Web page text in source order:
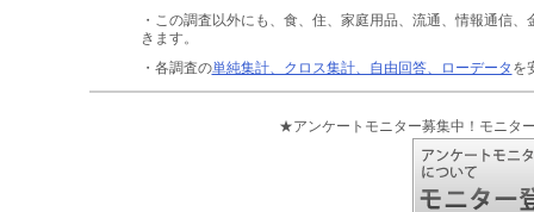
・この調査以外にも、食、住、家庭用品、流通、情報通信、
きます。
・各調査の単純集計、クロス集計、自由回答、ローデータ を
★アンケートモニター募集中！モニタ